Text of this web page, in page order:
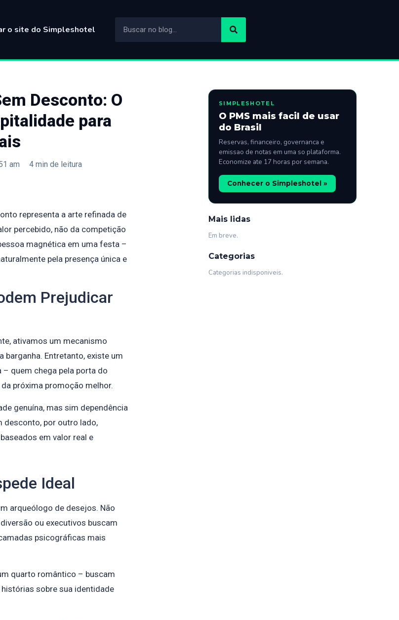
o site do Simpleshotel
Desconto: O
para
am 4 min de leitura
representa a arte refinada de
percebido, não da competição
magnética em uma festa –
pela presença única e
Prejudicar
ativamos um mecanismo
barganha. Entretanto, existe um
quem chega pela porta do
próxima promoção melhor.
genuína, mas sim dependência
desconto, por outro lado,
em valor real e
Ideal
arqueólogo de desejos. Não
ou executivos buscam
psicográficas mais
quarto romântico – buscam
sobre sua identidade
SIMPLESHOTEL
O PMS mais facil de usar
do Brasil
Reservas, financeiro, governanca e
emissao de notas em uma so plataforma.
Economize ate 17 horas por semana.
Conhecer o Simpleshotel »
Mais lidas
Em breve.
Categorias
Categorias indisponiveis.